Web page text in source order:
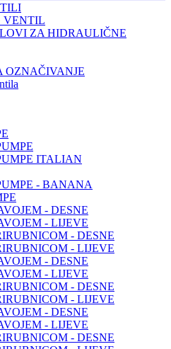
VENTIL
ZA HIDRAULIČNE
OZNAČIVANJE
ITALIAN
- BANANA
- DESNE
- LIJEVE
- DESNE
- LIJEVE
- DESNE
- LIJEVE
- DESNE
- LIJEVE
- DESNE
- LIJEVE
- DESNE